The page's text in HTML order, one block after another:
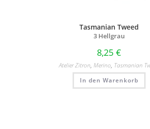
Tasmanian Tweed
3 Hellgrau
8,25 €
Atelier Zitron, Merino, Tasmanian
In den Warenkorb